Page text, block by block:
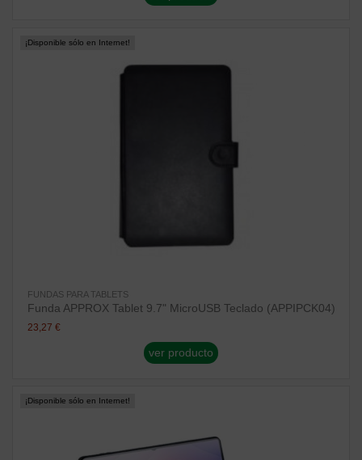
¡Disponible sólo en Internet!
FUNDAS PARA TABLETS
Funda APPROX Tablet 9.7" MicroUSB Teclado (APPIPCK04)
23,27 €
ver producto
¡Disponible sólo en Internet!